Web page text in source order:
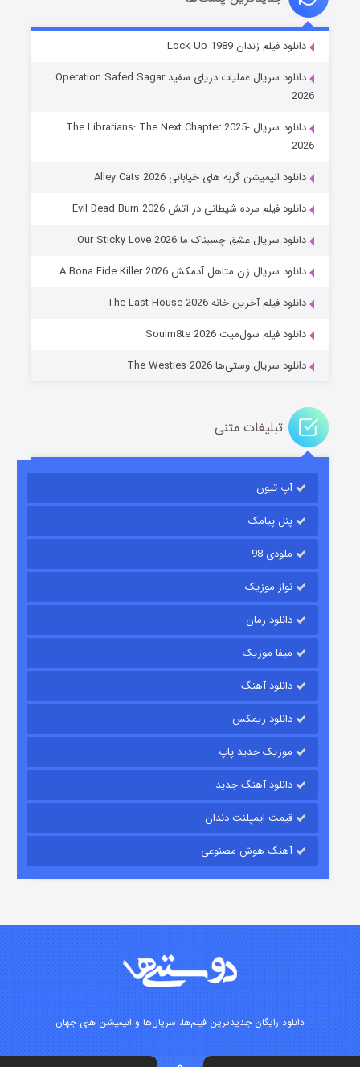
شوهر
عملیات آپارتمان
قسمت۲ (زیرنویس) منتشر شد
قسمت
شوگر فصل ۲
دانلود فیلم زندان Lock Up 1989
دانلود سریال عملیات دریای سفید Operation Safed Sagar
2026
دانلود سریال The Librarians: The Next Chapter 2025-
2026
دانلود انیمیشن گربه های خیابانی Alley Cats 2026
دانلود فیلم مرده شیطانی در آتش Evil Dead Burn 2026
دانلود سریال عشق چسبناک ما Our Sticky Love 2026
دانلود سریال زن متاهل آدمکش A Bona Fide Killer 2026
دانلود فیلم آخرین خانه The Last House 2026
دانلود فیلم سول‌میت Soulm8te 2026
دانلود سریال وستی‌ها The Westies 2026
تبلیغات متنی
آپ تیون
پنل پیامک
ملودی 98
نواز موزیک
دانلود رمان
میفا موزیک
دانلود آهنگ
دانلود ریمکس
موزیک جدید پاپ
دانلود آهنگ جدید
قیمت ایمپلنت دندان
آهنگ هوش مصنوعی
دانلود رایگان جدیدترین فیلم‌ها، سریال‌ها و انیمیشن های جهان